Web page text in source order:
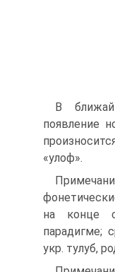
В
появление
«улоф».
на конце
парадигме;
укр. тулуб,